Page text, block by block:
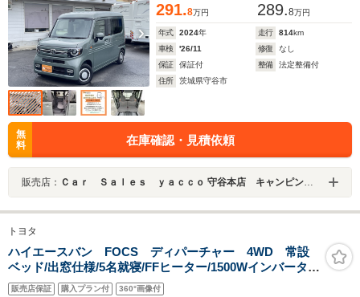
291.8万円 289.8万円
年式 2024年 走行 814km
車検
'26/11 修復
なし
保証
保証付 整備
法定整備付
住所
茨城県守谷市
無
料
在庫確認・見積依頼
販売店： Ｃａｒ Ｓａｌｅｓ ｙａｃｃｏ 守谷本店 キャンピングカー買取・専門店
トヨタ
ハイエースバン FOCS ディパーチャー 4WD 常設
ベッド/出窓仕様/5名就寝/FFヒーター/1500Wインバータ
ー/ツインサブバッテリー/電子レンジ/シンク/走行充電器/
販売店保証 購入プラン付 360°画像付